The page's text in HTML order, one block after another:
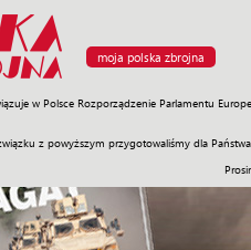
moja polska zbrojna
w Polsce Rozporządzenie Parlamentu
z powyższym przygotowaliśmy dla
Sprzęt Misje Polityka